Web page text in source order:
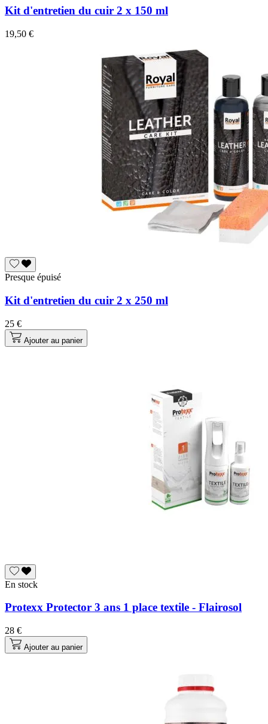
Kit d'entretien du cuir 2 x 150 ml
19,50 €
Presque épuisé
Kit d'entretien du cuir 2 x 250 ml
25 €
Ajouter au panier
En stock
Protexx Protector 3 ans 1 place textile - Flairosol
28 €
Ajouter au panier